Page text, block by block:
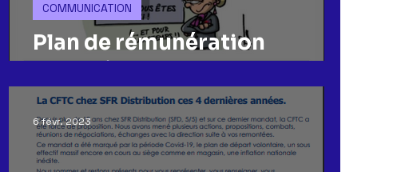
Plan de rémunération
Magasin
COMMUNICATION
6 févr. 2023